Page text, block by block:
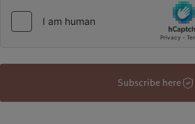
Subscribe here